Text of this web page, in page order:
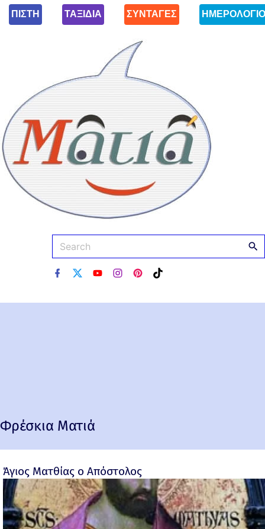
ΠΙΣΤΗ ΤΑΞΙΔΙΑ ΣΥΝΤΑΓΕΣ ΗΜΕΡΟΛΟΓΙΟ
Φρέσκια Ματιά
Άγιος Ματθίας ο Απόστολος